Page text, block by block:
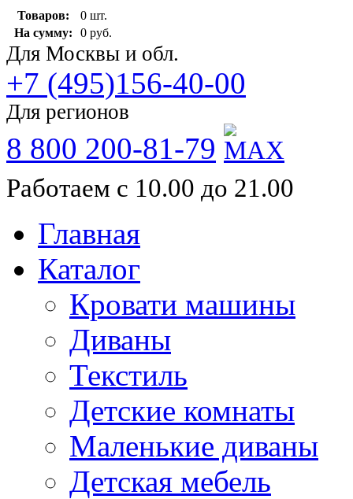
Товаров:
0 шт.
На сумму:
0 руб.
Для Москвы и обл.
+7 (495)156-40-00
Для регионов
8 800 200-81-79
Работаем с 10.00 до 21.00
Главная
Каталог
Кровати машины
Диваны
Текстиль
Детские комнаты
Маленькие диваны
Детская мебель